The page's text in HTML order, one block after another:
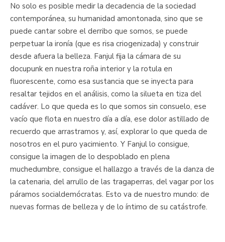
No solo es posible medir la decadencia de la sociedad
contemporánea, su humanidad amontonada, sino que se
puede cantar sobre el derribo que somos, se puede
perpetuar la ironía (que es risa criogenizada) y construir
desde afuera la belleza. Fanjul fija la cámara de su
docupunk en nuestra roña interior y la rotula en
fluorescente, como esa sustancia que se inyecta para
resaltar tejidos en el análisis, como la silueta en tiza del
cadáver. Lo que queda es lo que somos sin consuelo, ese
vacío que flota en nuestro día a día, ese dolor astillado de
recuerdo que arrastramos y, así, explorar lo que queda de
nosotros en el puro yacimiento. Y Fanjul lo consigue,
consigue la imagen de lo despoblado en plena
muchedumbre, consigue el hallazgo a través de la danza de
la catenaria, del arrullo de las tragaperras, del vagar por los
páramos socialdemócratas. Esto va de nuestro mundo: de
nuevas formas de belleza y de lo íntimo de su catástrofe.